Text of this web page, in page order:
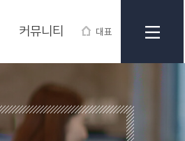
대표
커뮤니티